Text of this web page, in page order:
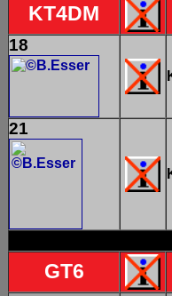
KT4DM
18
21
GT6